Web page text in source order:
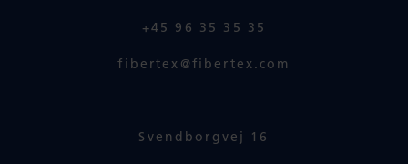
+45 96 35 35 35
fibertex@fibertex.com
Svendborgvej 16